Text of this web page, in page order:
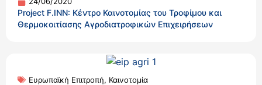
Project F.INN: Κέντρο Καινοτομίας του Τροφίμου και
Θερμοκοιτίασης Αγροδιατροφικών Επιχειρήσεων
Ευρωπαϊκή Επιτροπή, Καινοτομία